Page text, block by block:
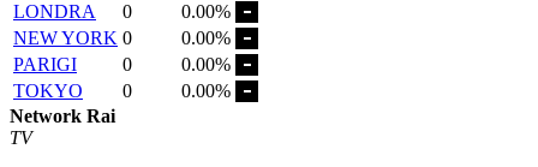
LONDRA
0
0.00%
NEW YORK 0
0.00%
PARIGI
0
0.00%
TOKYO
0
0.00%
Network Rai
TV